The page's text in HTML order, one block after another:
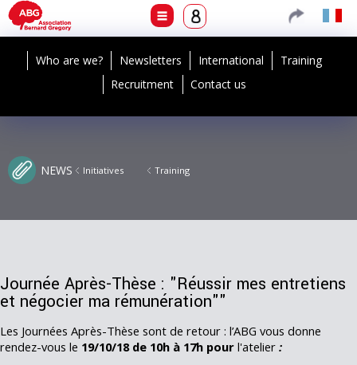
Who are we? Newsletters International
Training
Recruitment
Contact us
NEWS Initiatives Training
Journée Après-Thèse : "Réussir mes entretiens
et négocier ma rémunération""
Les Journées Après-Thèse sont de retour : l’ABG vous donne
rendez-vous le 19/10/18 de 10h à 17h pour l'atelier :